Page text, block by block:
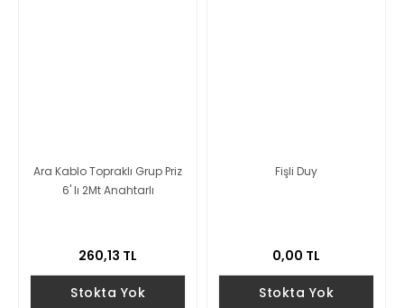
Ara Kablo Topraklı Grup Priz
6' lı 2Mt Anahtarlı
260,13 TL
Stokta Yok
Fişli Duy
0,00 TL
Stokta Yok